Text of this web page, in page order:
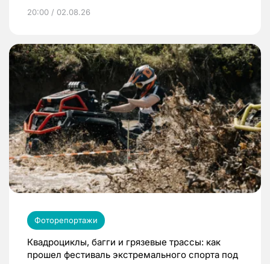
20:00 / 02.08.26
Фоторепортажи
Квадроциклы, багги и грязевые трассы: как
прошел фестиваль экстремального спорта под